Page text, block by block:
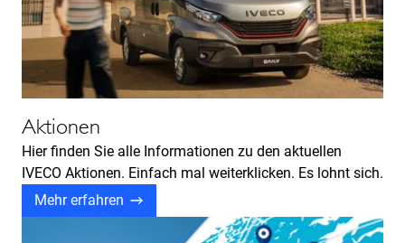
Aktionen
Hier finden Sie alle Informationen zu den aktuellen
IVECO Aktionen. Einfach mal weiterklicken. Es lohnt sich.​
Mehr erfahren